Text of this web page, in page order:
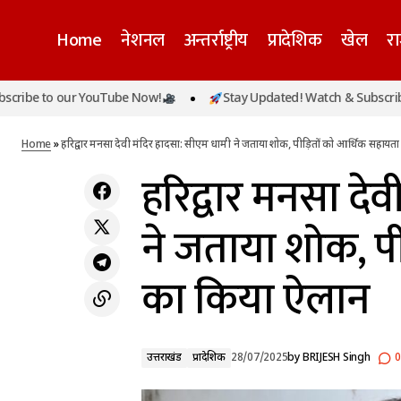
Home नेशनल अन्तर्राष्ट्रीय प्रादेशिक खेल
बिहार में सफाई कर्मचारी आयोग के गठन की घोषणा,
उत्तराखंड
our YouTube Now! Stay Updated! Watch & Subscribe to
Home»हरिद्वार मनसा देवी मंदिर हादसा: सीएम धामी ने जताया शोक, पीड़ितों को आर्थिक
हरिद्वार मनसा
ने जताया शोक,
का किया ऐलान
उत्तराखंड प्रादेशिक 28/07/2025byBRIJESH Singh 0